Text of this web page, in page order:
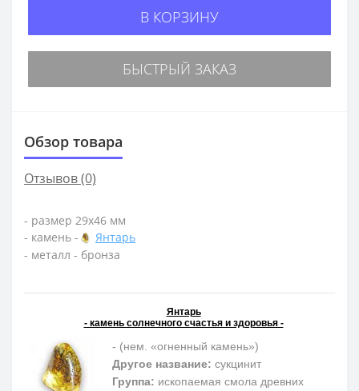
В КОРЗИНУ
БЫСТРЫЙ ЗАКАЗ
Обзор товара
Отзывов (0)
- размер 29х46 мм
- камень -
Янтарь
- металл - бронза
Янтарь
- камень солнечного счастья и здоровья -
- (нем. «огненный камень»)
Другое название: сукцинит
Группа: ископаемая смола древних